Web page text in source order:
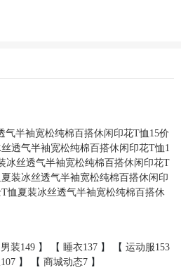
气半袖宽松纯棉百搭休闲印花T恤15价
透气半袖宽松纯棉百搭休闲印花T恤1
冰丝透气半袖宽松纯棉百搭休闲印花T
装冰丝透气半袖宽松纯棉百搭休闲印
恤夏装冰丝透气半袖宽松纯棉百搭休
男装149 】 【 睡衣137 】 【 运动服153
】 【 商城动态7 】